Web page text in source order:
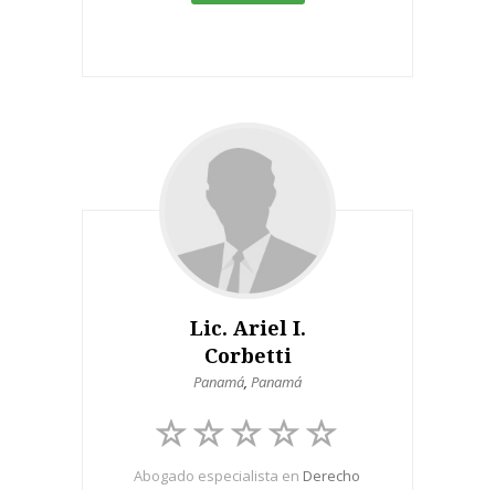
Lic. Ariel I.
Corbetti
Panamá, Panamá
Abogado especialista en Derecho